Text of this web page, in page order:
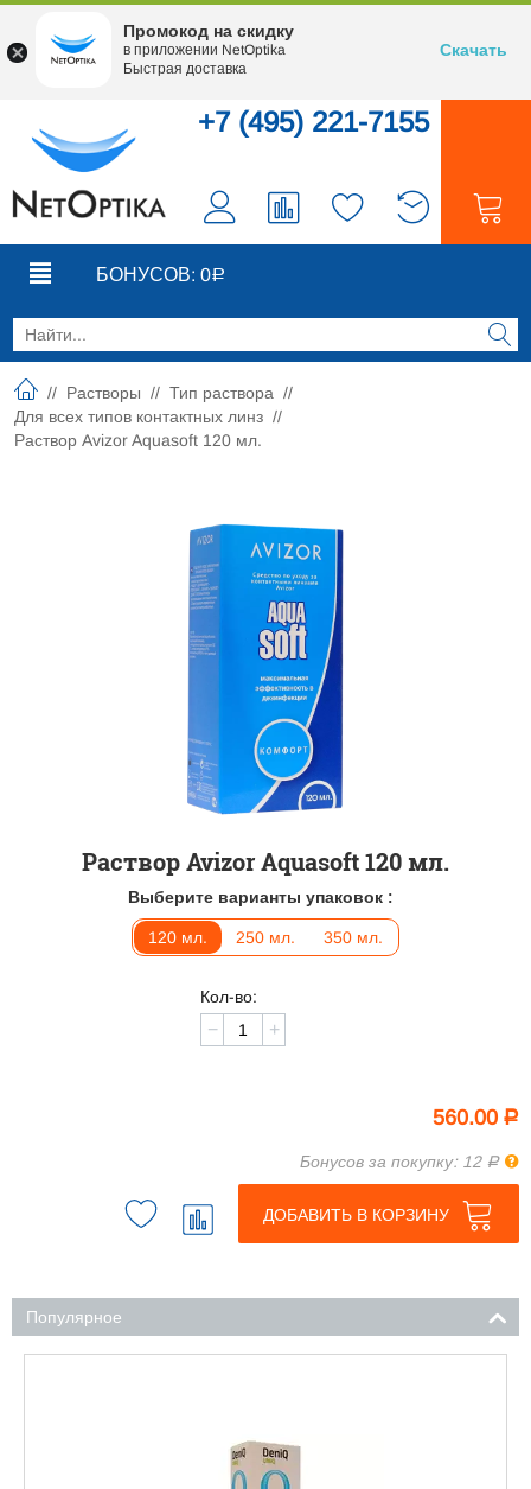
+7 (495) 221-7155
БОНУСОВ: 0Р
// Растворы // Тип раствора //
Для всех типов контактных линз //
Раствор Avizor Aquasoft 120 мл.
Раствор Avizor Aquasoft 120 мл.
Выберите варианты упаковок :
120 мл. 250 мл. 350 мл.
Кол-во:
− +
560.00 Р
Бонусов за покупку: 12 Р
ДОБАВИТЬ В КОРЗИНУ
Популярное
Промокод на скидку
в приложении NetOptika
Быстрая доставка
Скачать